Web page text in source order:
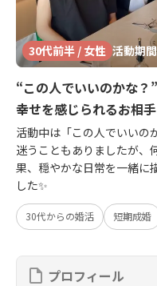
30代前半 / 女性 活動期
“この人でいいのかな
幸せを感じられるお相
活動中は「この人でいいの
迷うこともありましたが、
果、穏やかな日常を一緒に
した✨
30代からの婚活 短期成婚
プロフィール